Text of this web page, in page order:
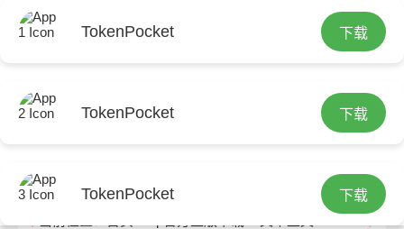
TokenPocket 下载
TokenPocket 下载
TokenPocket 下载